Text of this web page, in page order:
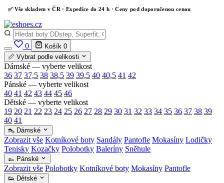
✅ Vše skladem v ČR · Expedice do 24 h · Ceny pod doporučenou cenou
0 Košík 0
📏 Vybrat podle velikosti
Dámské — vyberte velikost
36 37 37,5 38 38,5 39 39,5 40 40,5 41 42
Pánské — vyberte velikost
40 41 42 43 44 45 46
Dětské — vyberte velikost
19 20 21 22 23 24 25 26 27 28 29 30 31 32 33 34 35 36 37 38 39
40 41
👠 Dámské
Zobrazit vše Kotníkové boty Sandály Pantofle Mokasíny Lodičky
Tenisky Kozačky Polobotky Baleríny Sněhule
👞 Pánské
Zobrazit vše Polobotky Kotníkové boty Mokasíny Pantofle
👟 Dětské